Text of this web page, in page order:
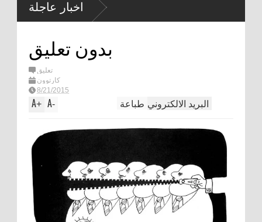
اخبار عاجلة
بدون تعليق
تعليق
كارتوون
8/21/2015
A+ A- البريد الالكتروني طباعة